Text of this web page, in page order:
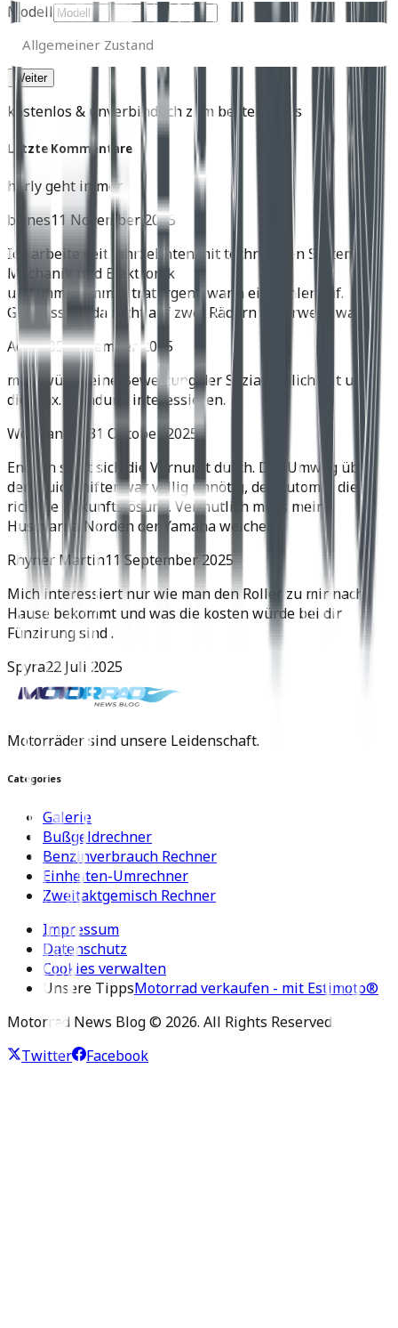
Modell
Allgemeiner
Zustand
Allgemeiner Zustand
kostenlos & unverbindlich zum besten Preis
Letzte Kommentare
harly geht immer
birnes11 November 2025
Ich arbeite seit Jahrzehnten mit technischen Systemen,
Mechanik und Elektronik
und immer, immer trat irgend wann ein Fehler auf.
Gut dass ich da nicht auf zwei Rädern unterwegs war.
Achim05 November 2025
mich würde eine Bewertung der Soziatauglichkeit und
die max. Zuladung interessieren.
Wolfgang H.31 Oktober 2025
Endlich setzt sich die Vernunft durch. Der Umweg über
den Quickshifter war völlig unnötig, der Automat die
richtige Zukunftslösung. Vermutlich muss meine
Husqvarna Norden der Yamaha weichen.
Rhyner Martin11 September 2025
Mich interessiert nur wie man den Roller zu mir nach
Hause bekommt und was die kosten würde bei dir
Fünzirung sind .
Spyra22 Juli 2025
Motorräder sind unsere Leidenschaft.
Categories
Galerie
Bußgeldrechner
Benzinverbrauch Rechner
Einheiten-Umrechner
Zweitaktgemisch Rechner
Impressum
Datenschutz
Cookies verwalten
Unsere TippsMotorrad verkaufen - mit Estimoto®
Motorrad News Blog © 2026. All Rights Reserved.
Twitter
Facebook